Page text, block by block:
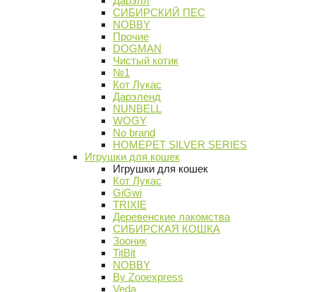
СИБИРСКИЙ ПЕС
NOBBY
Прочие
DOGMAN
Чистый котик
№1
Кот Лукас
Дарэленд
NUNBELL
WOGY
No brand
HOMEPET SILVER SERIES
Игрушки для кошек
Игрушки для кошек
Кот Лукас
GiGwi
TRIXIE
Деревенские лакомства
СИБИРСКАЯ КОШКА
Зооник
TitBit
NOBBY
By Zooexpress
Veda